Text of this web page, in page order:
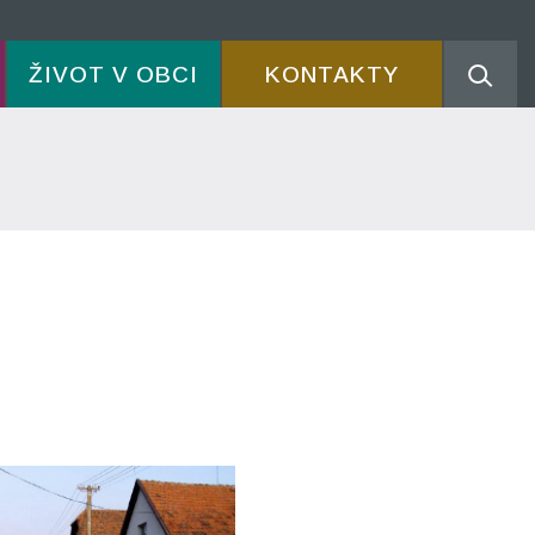
ŽIVOT V OBCI KONTAKTY